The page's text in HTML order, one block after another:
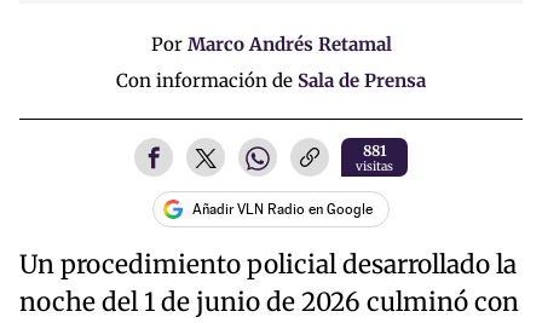
Por Marco Andrés Retamal
Con información de Sala de Prensa
881
visitas
Añadir VLN Radio en Google
Un procedimiento policial desarrollado la
noche del 1 de junio de 2026 culminó con